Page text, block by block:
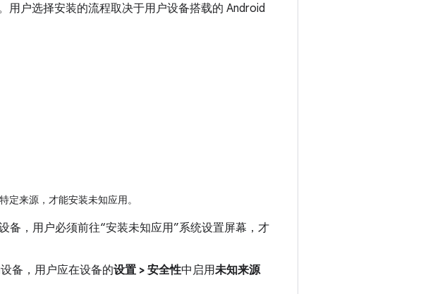
用户选择安装的流程取决于用户设备搭载的 Android
定来源，才能安装未知应用。
备，用户必须前往“安装未知应用”系统设置屏幕，才
备，用户应在设备的设置 > 安全性中启用未知来源